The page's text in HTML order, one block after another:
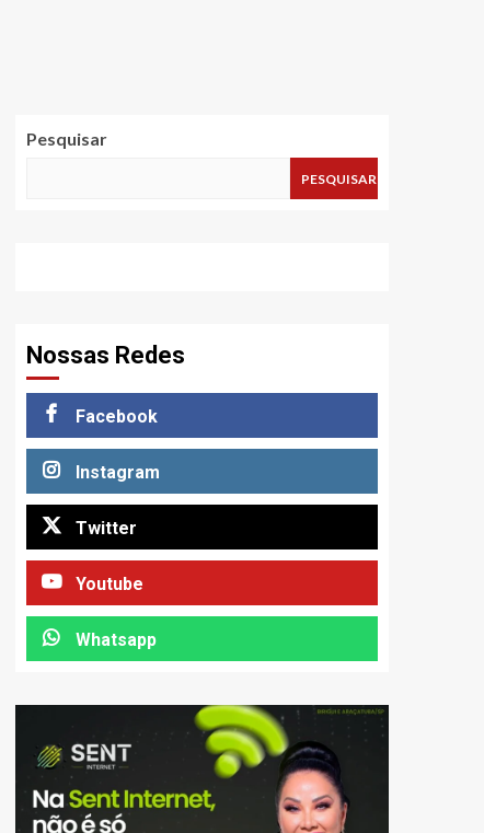
Pesquisar
PESQUISAR
Nossas Redes
Facebook
Instagram
Twitter
Youtube
Whatsapp